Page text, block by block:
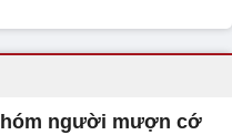
người mượn cớ